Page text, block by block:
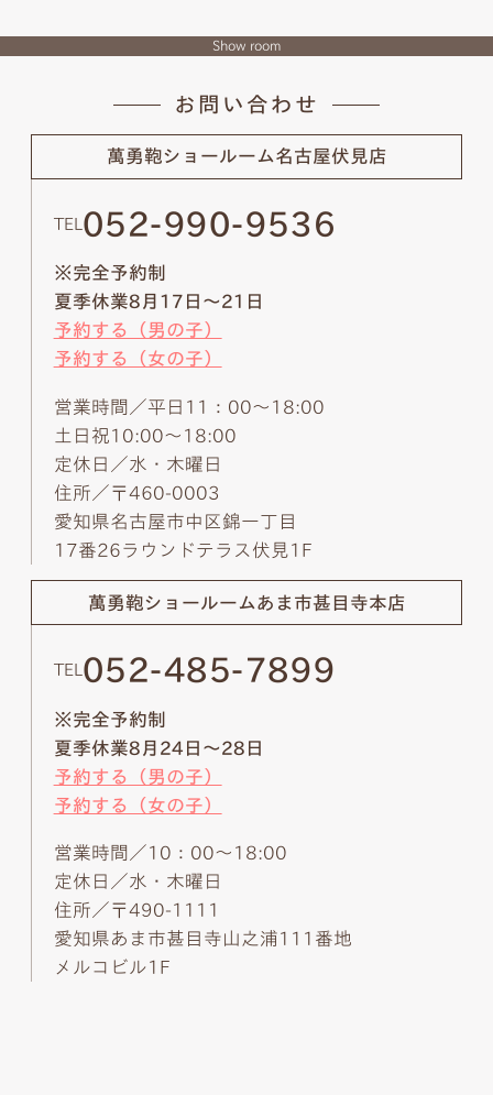
Show room
お問い合わせ
萬勇鞄ショールーム名古屋伏見店
TEL 052-990-9536
※完全予約制
夏季休業8月17日～21日
予約する（男の子）
予約する（女の子）
営業時間／平日11：00～18:00
土日祝10:00～18:00
定休日／水・木曜日
住所／〒460-0003
愛知県名古屋市中区錦一丁目
17番26ラウンドテラス伏見1F
萬勇鞄ショールームあま市甚目寺本店
TEL 052-485-7899
※完全予約制
夏季休業8月24日～28日
予約する（男の子）
予約する（女の子）
営業時間／10：00～18:00
定休日／水・木曜日
住所／〒490-1111
愛知県あま市甚目寺山之浦111番地
メルコビル1F